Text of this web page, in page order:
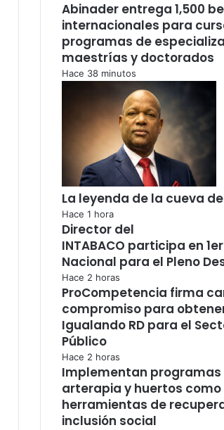
Abinader entrega 1,500
internacionales para
programas de
maestrías y doctorados
Hace 38 minutos
La leyenda de la cueva
Hace 1 hora
Director del
INTABACO participa en
Nacional para el Pleno
Hace 2 horas
ProCompetencia firma
compromiso para
Igualando RD para el
Público
Hace 2 horas
Implementan programas
arterapia y huertos como
herramientas de
inclusión social